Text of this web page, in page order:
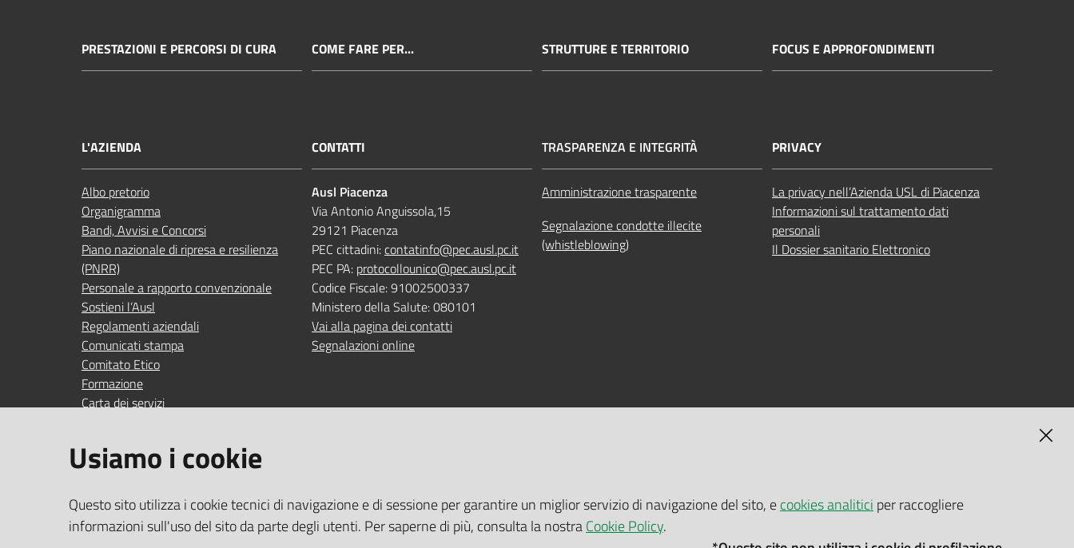
PRESTAZIONI E PERCORSI DI CURA COME FARE PER... STRUTTURE E TERRITORIO FOCUS E APPROFONDIMENTI
L'AZIENDA
Albo pretorio
Organigramma
Bandi, Avvisi e Concorsi
Piano nazionale di ripresa e resilienza
(PNRR)
Personale a rapporto convenzionale
Sostieni l’Ausl
Regolamenti aziendali
Comunicati stampa
Comitato Etico
Formazione
Carta dei servizi
CONTATTI
Ausl Piacenza
Via Antonio Anguissola,15
29121 Piacenza
PEC cittadini:contatinfo@pec.ausl.pc.it
PEC PA: protocollounico@pec.ausl.pc.it
Codice Fiscale: 91002500337
Ministero della Salute: 080101
Vai alla pagina dei contatti
Segnalazioni online
TRASPARENZA E INTEGRITÀ
Amministrazione trasparente
Segnalazione condotte illecite
(whistleblowing)
PRIVACY
La privacy nell’Azienda USL di Piacenza
Informazioni sul trattamento dati
personali
Il Dossier sanitario Elettronico
SEGUICI SU
facebookYouTubeInstagramLinkedin
Accedi ai servizi online
Wi‑Fi gratuito nelle sedi
Tempi di attesa Emilia-Romagna
Documentazione
Usiamo i cookie
Questo sito utilizza i cookie tecnici di navigazione e di sessione per garantire un miglior servizio di navigazione del sito, ecookies analitici per raccogliere
informazioni sull'uso del sito da parte degli utenti. Per saperne di più, consulta la nostraCookie Policy.